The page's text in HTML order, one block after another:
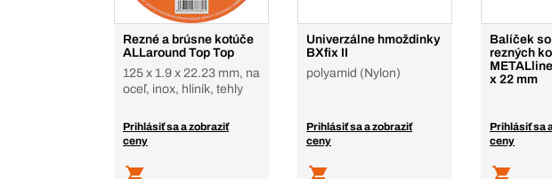
Rezné a brúsne kotúče
ALLaround Top Top
125 x 1.9 x 22.23 mm, na
oceľ, inox, hliník, tehly
Prihlásiť sa a zobraziť
ceny
Univerzálne hmoždinky
BXfix II
polyamid (Nylon)
Prihlásiť sa a zobraziť
ceny
Balíček
rezných
x 22 mm
Prihlásiť sa
ceny